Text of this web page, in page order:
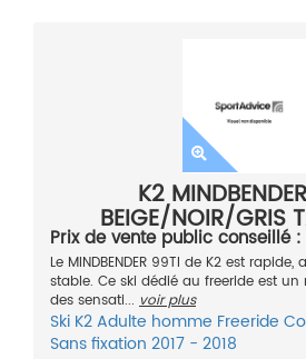
K2
BEIGE/NOIR/GRIS
Prix de vente public conseillé
Le MINDBENDER 99TI de K2 est
stable. Ce ski dédié au freeride est
des sensati... voir plus
Ski K2Adulte homme Freeride
Sans fixation 2017 - 2018